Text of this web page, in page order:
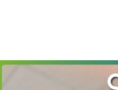
お知らせ
イベント・グッズ